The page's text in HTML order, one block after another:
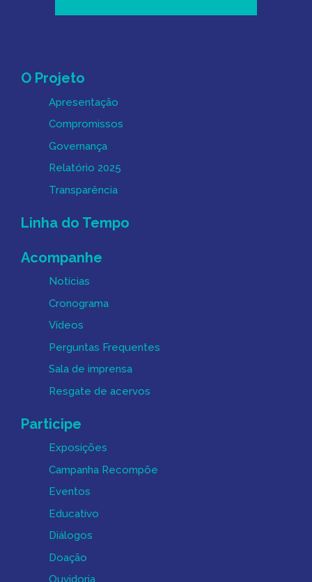
Mapa do Site
O Projeto
Apresentação
Compromissos
Governança
Relatório 2025
Transparência
Linha do Tempo
Acompanhe
Notícias
Cronograma
Vídeos
Perguntas Frequentes
Sala de imprensa
Resgate de acervos
Participe
Exposições
Campanha Recompõe
Eventos
Educativo
Diálogos
Doação
Ouvidoria